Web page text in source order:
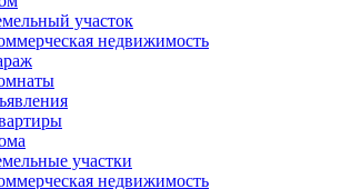
участок
недвижимость
участки
недвижимость